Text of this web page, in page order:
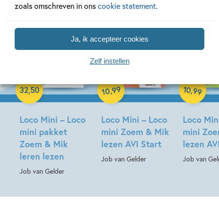
zoals omschreven in onscookie statement.
Ja, ik accepteer cookies
Zelf instellen
Loco Mini – Loco
mini pakket
Zoem & Mik
leren lezen
Job van Gelder
32,50
Loco Mini – Loco
mini Zoem & Mik
lezen AVI Start
Job van Gelder
10,99
Loco
mini
lezen
Job van
10,99